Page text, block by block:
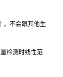
，不会跟其他生
检测时线性范